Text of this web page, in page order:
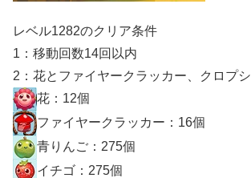
レベル1282のクリア条件
1：移動回数14回以内
2：花とファイヤークラッカー、クロプ
花：12個
ファイヤークラッカー：16個
青りんご：275個
イチゴ：275個